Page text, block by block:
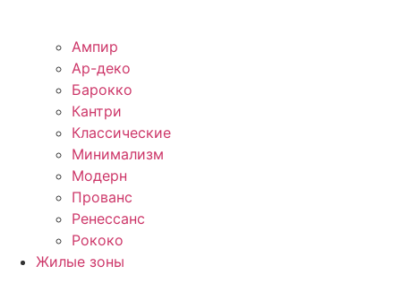
Ампир
Ар-деко
Барокко
Кантри
Классические
Минимализм
Модерн
Прованс
Ренессанс
Рококо
Жилые зоны